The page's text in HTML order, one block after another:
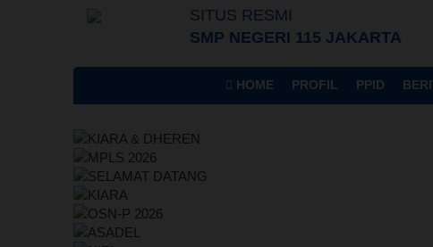
SITUS RESMI
SMP NEGERI 115 JAKARTA
HOME PROFIL PPID